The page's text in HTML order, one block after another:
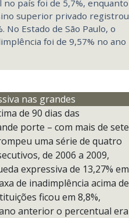
país foi de 5,7%, enquanto
superior privado registrou
No Estado de São Paulo, o
foi de 9,57% no ano
nas grandes
de 90 dias das
porte – com mais de sete
uma série de quatro
de 2006 a 2009,
expressiva de 13,27% em
de inadimplência acima de
ficou em 8,8%,
anterior o percentual era